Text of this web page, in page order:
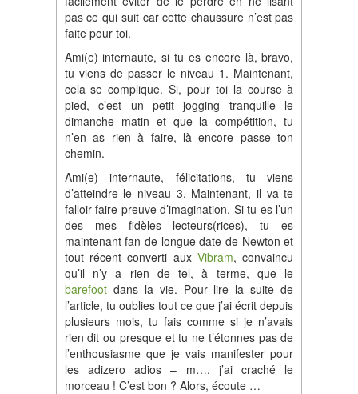
Outils & Réseaux
pas ce qui suit car cette chaussure n’est pas
faite pour toi.
Ami(e) internaute, si tu es encore là, bravo,
tu viens de passer le niveau 1. Maintenant,
cela se complique. Si, pour toi la course à
pied, c’est un petit jogging tranquille le
dimanche matin et que la compétition, tu
n’en as rien à faire, là encore passe ton
chemin.
Ami(e) internaute, félicitations, tu viens
d’atteindre le niveau 3. Maintenant, il va te
falloir faire preuve d’imagination. Si tu es l’un
des mes fidèles lecteurs(rices), tu es
maintenant fan de longue date de Newton et
tout récent converti auxVibram, convaincu
qu’il n’y a rien de tel, à terme, que le
barefootdans la vie. Pour lire la suite de
l’article, tu oublies tout ce que j’ai écrit depuis
plusieurs mois, tu fais comme si je n’avais
rien dit ou presque et tu ne t’étonnes pas de
l’enthousiasme que je vais manifester pour
les adizero adios – m…. j’ai craché le
morceau ! C’est bon ? Alors, écoute …